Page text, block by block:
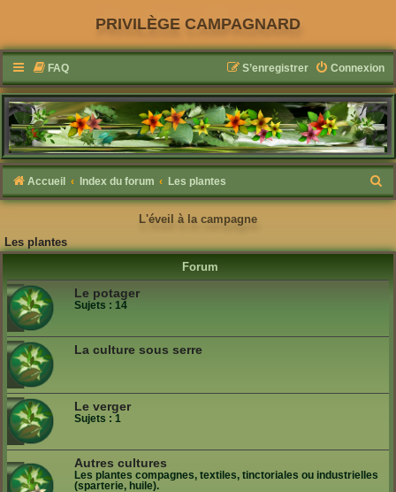
PRIVILÈGE CAMPAGNARD
FAQ Connexion
S’enregistrer
Accueil Index du forum Les plantes
e
h
h
L'éveil à la campagne
Les plantes
Forum
Le potager
Sujets : 14
La culture sous serre
Le verger
Sujets : 1
Autres cultures
Les plantes compagnes, textiles, tinctoriales ou industrielles
(sparterie, huile).